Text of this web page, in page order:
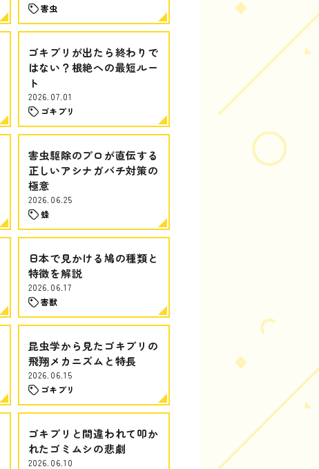
害虫
ゴキブリが出たら終わりで
はない？根絶への最短ルー
ト
2026.07.01
ゴキブリ
害虫駆除のプロが直伝する
正しいアシナガバチ対策の
極意
2026.06.25
蜂
日本で見かける鳩の種類と
特徴を解説
2026.06.17
害獣
昆虫学から見たゴキブリの
飛翔メカニズムと特長
2026.06.15
ゴキブリ
ゴキブリと間違われて叩か
れたゴミムシの悲劇
2026.06.10